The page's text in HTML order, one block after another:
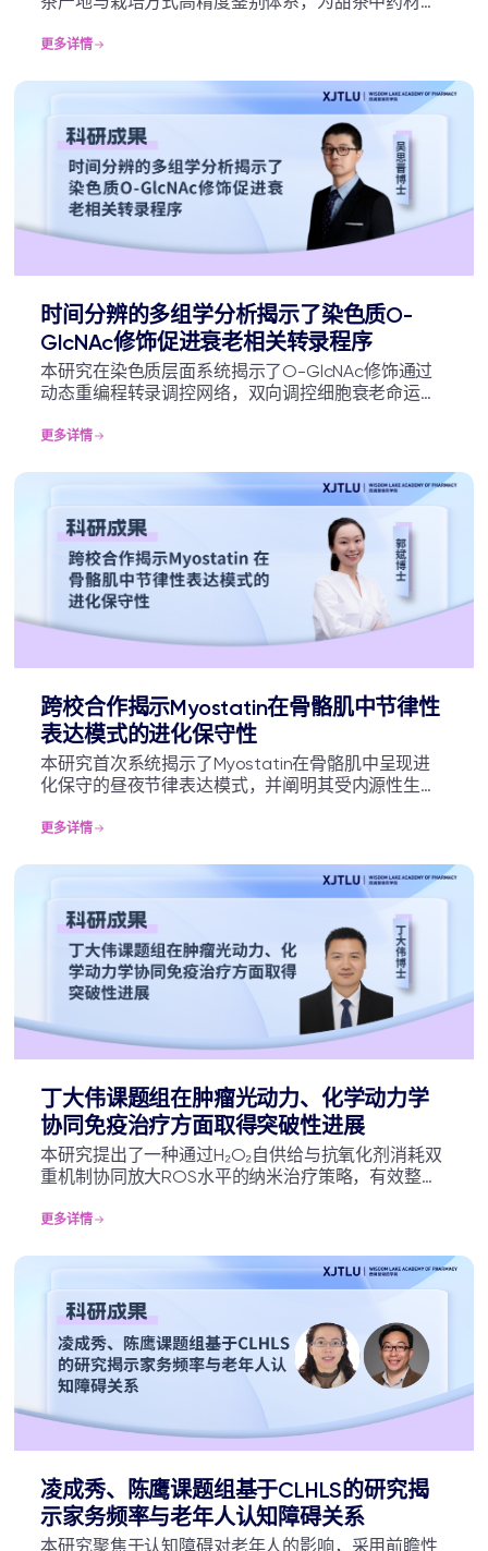
的关键差异化合物和元素指纹，可作为甜茶质量控制
律，能够指导不同产区的精准栽培，提升原料品质与
稳定性，对保障甜茶产业高质量发展、保护地理标志
产品、提升产品附加值具有重要的应用价值。
更多详情
时间分辨的多组学分析揭示了染色质O-
GlcNAc修饰促进衰老相关转录程序
本研究在染色质层面系统揭示了O-GlcNAc修饰通过
动态重编程转录调控网络，双向调控细胞衰老命运的
器”的新概念模型。相关发现不仅加深了对细胞衰老调
开发提供了潜在治疗靶点和理论依据，具有重要的基
础研究价值和临床转化前景。
更多详情
跨校合作揭示Myostatin在骨骼肌中节律性
表达模式的进化保守性
本研究首次系统揭示了Myostatin在骨骼肌中呈现进
化保守的昼夜节律表达模式，并阐明其受内源性生物
肌生物学昼夜节律调控机制的理解，也为骨骼肌相关
要的理论依据，有望推动相关基础研究与应用研究的
更多详情
丁大伟课题组在肿瘤光动力、化学动力学
协同免疫治疗方面取得突破性进展
本研究提出了一种通过H₂O₂自供给与抗氧化剂消耗双
重机制协同放大ROS水平的纳米治疗策略，有效整合
性肿瘤的协同免疫治疗提供了新的设计思路，也为多
更多详情
凌成秀、陈鹰课题组基于CLHLS的研究揭
示家务频率与老年人认知障碍关系
本研究聚焦于认知障碍对老年人的影响，采用前瞻性